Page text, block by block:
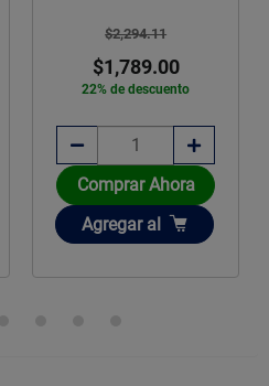
$2,294.11
$1,789.00
22% de descuento
Comprar Ahora
Añadir
Agregar al